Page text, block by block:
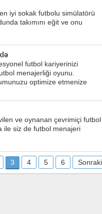
iyi sokak futbolu simülatörü
takımını eğit ve onu
futbol kariyerinizi
menajerliği oyunu.
optimize etmenize
ve oynanan çevrimiçi futbol
ile siz de futbol menajeri
3 4 5 6